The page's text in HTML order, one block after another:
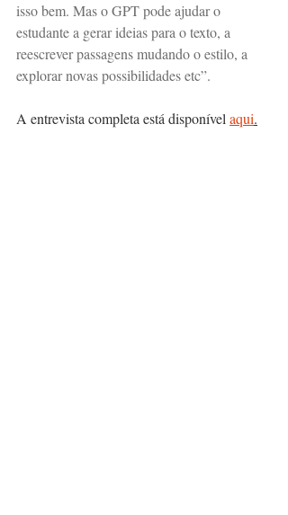
isso bem. Mas o GPT pode ajudar o
estudante a gerar ideias para o texto, a
reescrever passagens mudando o estilo, a
explorar novas possibilidades etc”.
A entrevista completa está disponível aqui.